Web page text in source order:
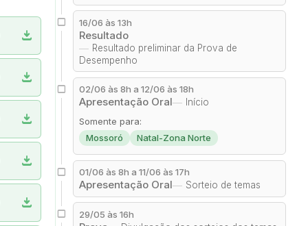
download
download
download
download
download
16/06 às 13h
Resultado
Resultado preliminar da Prova de
Desempenho
02/06 às 8h a 12/06 às 18h
Apresentação Oral
Início
Somente para:
Mossoró
Natal-Zona Norte
01/06 às 8h a 11/06 às 17h
Apresentação Oral Sorteio de temas
29/05 às 16h